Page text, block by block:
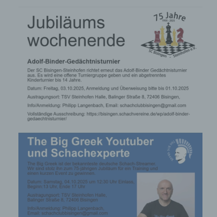
für die Verarbeitung Verantwortlichen und für
eigene Zwecke erhoben und gespeichert. Der für
die Verarbeitung Verantwortliche kann die
Weitergabe an einen oder mehrere
Auftragsverarbeiter, beispielsweise einen
Paketdienstleister, veranlassen, der die
personenbezogenen Daten ebenfalls
ausschließlich für eine interne Verwendung, die
dem für die Verarbeitung Verantwortlichen
zuzurechnen ist, nutzt.
Durch eine Registrierung auf der Internetseite des
für die Verarbeitung Verantwortlichen wird ferner
die vom Internet-Service-Provider (ISP) der
betroffenen Person vergebene IP-Adresse, das
Datum sowie die Uhrzeit der Registrierung
gespeichert. Die Speicherung dieser Daten erfolgt
vor dem Hintergrund, dass nur so der Missbrauch
unserer Dienste verhindert werden kann, und
diese Daten im Bedarfsfall ermöglichen,
begangene Straftaten aufzuklären. Insofern ist die